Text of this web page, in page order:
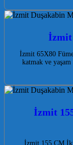
İzmit
İzmit 65X80
katmak ve yaşam
İzmit
İzmit 155 CM İki